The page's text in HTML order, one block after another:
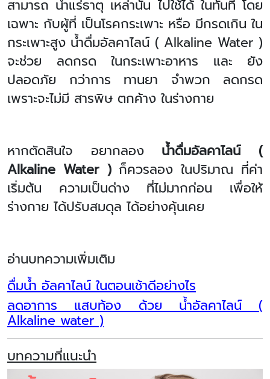
สามารถ นำแร่ธาตุ เหล่านั้น ไปใช้ได้ ในทันที โดย
เฉพาะ กับผู้ที่ เป็นโรคกระเพาะ หรือ มีกรดเกิน ใน
กระเพาะสูง น้ำดื่มอัลคาไลน์ ( Alkaline Water )
จะช่วย ลดกรด ในกระเพาะอาหาร และ ยัง
ปลอดภัย กว่าการ ทานยา จำพวก ลดกรด
เพราะจะไม่มี สารพิษ ตกค้าง ในร่างกาย
หากตัดสินใจ อยากลอง น้ำดื่มอัลคาไลน์ (
Alkaline Water )ก็ควรลอง ในปริมาณ ที่ค่า
เริ่มต้น ความเป็นด่าง ที่ไม่มากก่อน เพื่อให้
ร่างกาย ได้ปรับสมดุล ได้อย่างคุ้นเคย
อ่านบทความเพิ่มเติม
ดื่มน้ำ อัลคาไลน์ ในตอนเช้าดีอย่างไร
ลดอาการ แสบท้อง ด้วย น้ำอัลคาไลน์ (
Alkaline water )
บทความที่แนะนำ